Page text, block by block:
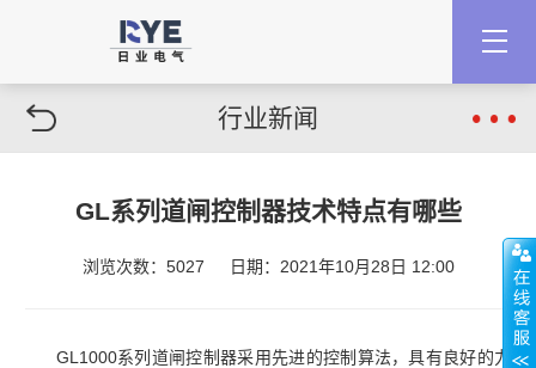
行业新闻
GL系列道闸控制器技术特点有哪些
浏览次数：5027 日期：2021年10月28日 12:00
GL1000系列道闸控制器采用先进的控制算法，具有良好的力